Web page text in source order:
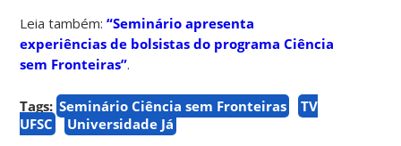
Leia também:“Seminário apresenta
experiências de bolsistas do programa Ciência
sem Fronteiras”.
Tags: Seminário Ciência sem Fronteiras
TV
UFSC
Universidade Já